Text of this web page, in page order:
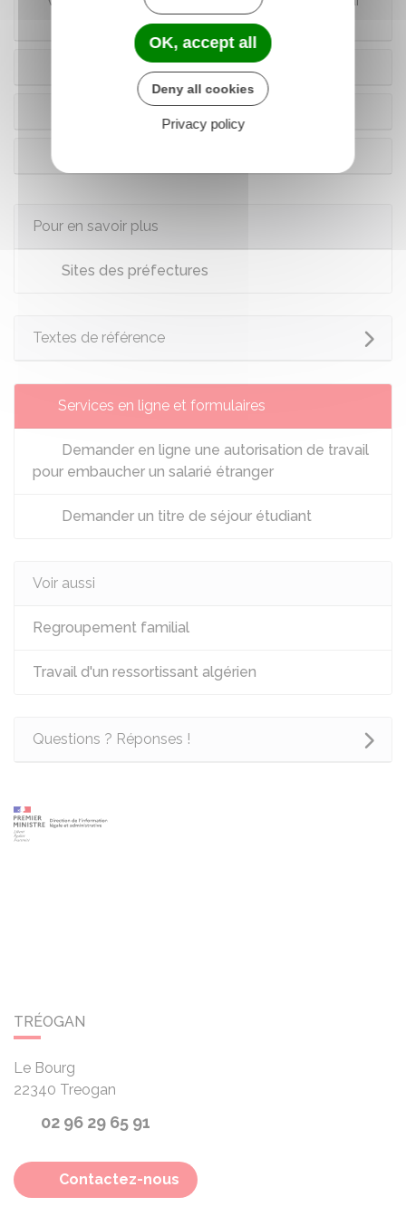
d'œuvre littéraire ou artistique en France
Vous êtes étudiant
Vous êtes stagiaire
Pour en savoir plus
Sites des préfectures
Textes de référence
Services en ligne et formulaires
Demander en ligne une autorisation de travail
pour embaucher un salarié étranger
Demander un titre de séjour étudiant
Voir aussi
Regroupement familial
Travail d'un ressortissant algérien
Questions ? Réponses !
TRÉOGAN
Le Bourg
22340 Treogan
02 96 29 65 91
Contactez-nous
OK, accept all
Deny all cookies
Privacy policy